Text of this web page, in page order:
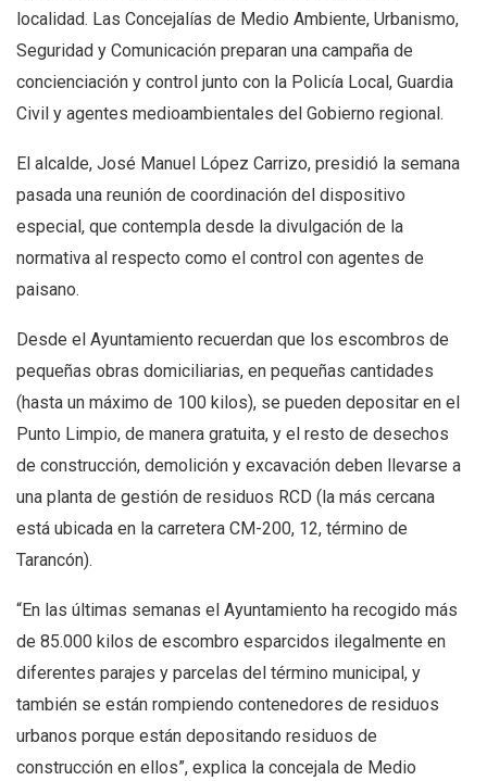
localidad. Las Concejalías de Medio Ambiente, Urbanismo,
Seguridad y Comunicación preparan una campaña de
concienciación y control junto con la Policía Local, Guardia
Civil y agentes medioambientales del Gobierno regional.
El alcalde, José Manuel López Carrizo, presidió la semana
pasada una reunión de coordinación del dispositivo
especial, que contempla desde la divulgación de la
normativa al respecto como el control con agentes de
paisano.
Desde el Ayuntamiento recuerdan que los escombros de
pequeñas obras domiciliarias, en pequeñas cantidades
(hasta un máximo de 100 kilos), se pueden depositar en el
Punto Limpio, de manera gratuita, y el resto de desechos
de construcción, demolición y excavación deben llevarse a
una planta de gestión de residuos RCD (la más cercana
está ubicada en la carretera CM-200, 12, término de
Tarancón).
“En las últimas semanas el Ayuntamiento ha recogido más
de 85.000 kilos de escombro esparcidos ilegalmente en
diferentes parajes y parcelas del término municipal, y
también se están rompiendo contenedores de residuos
urbanos porque están depositando residuos de
construcción en ellos”, explica la concejala de Medio